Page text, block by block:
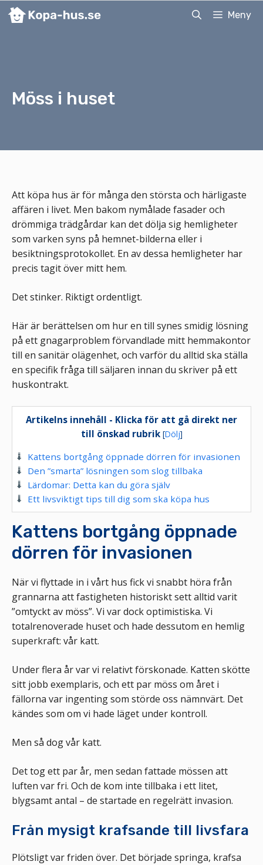
Hoppa
Meny
Möss i huset
Att köpa hus är för många den största och härligaste
affären i livet. Men bakom nymålade fasader och
drömmiga trädgårdar kan det dölja sig hemligheter
som varken syns på hemnet-bilderna eller i
besiktningsprotokollet. En av dessa hemligheter har
precis tagit över mitt hem.
Det stinker. Riktigt ordentligt.
Här är berättelsen om hur en till synes smidig lösning
på ett gnagarproblem förvandlade mitt hemmakontor
till en sanitär olägenhet, och varför du alltid ska ställa
en specifik fråga till säljaren innan du skriver på ett
huskontrakt.
Artikelns innehåll - Klicka för att gå direkt ner
till önskad rubrik [Dölj]
Kattens bortgång öppnade dörren för invasionen
Den ”smarta” lösningen som slog tillbaka
Lärdomar: Detta kan du göra själv
Ett livsviktigt tips till dig som ska köpa hus
Kattens bortgång öppnade
dörren för invasionen
När vi flyttade in i vårt hus fick vi snabbt höra från
grannarna att fastigheten historiskt sett alltid varit
”omtyckt av möss”. Vi var dock optimistiska. Vi
totalrenoverade huset och hade dessutom en hemlig
superkraft: vår katt.
Under flera år var vi relativt förskonade. Katten skötte
sitt jobb exemplaris, och ett par möss om året i
fällorna var ingenting som störde oss nämnvärt. Det
kändes som om vi hade läget under kontroll.
Men så dog vår katt.
Det tog ett par år, men sedan fattade mössen att
luften var fri. Och de kom inte tillbaka i ett litet,
blygsamt antal – de startade en regelrätt invasion.
Från mysigt krafsande till livsfara
Plötsligt var friden över. Det började springa, krafsa